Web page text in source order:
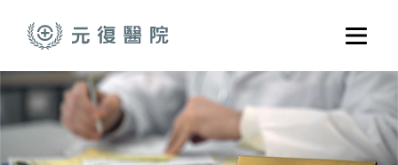
選單
關於元復
就醫指南